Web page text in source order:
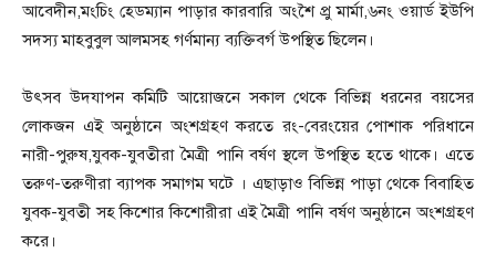
আবেদীন,মংচিং হেডম্যান পাড়ার কারবারি অংশৈ প্রু মার্মা,৬নং ওয়ার্ড ইউপি
সদস্য মাহবুবুল আলমসহ গর্ণমান্য ব্যক্তিবর্গ উপস্থিত ছিলেন।
উৎসব উদযাপন কমিটি আয়োজনে সকাল থেকে বিভিন্ন ধরনের বয়সের
লোকজন এই অনুষ্ঠানে অংশগ্রহণ করতে রং-বেরংয়ের পোশাক পরিধানে
নারী-পুরুষ,যুবক-যুবতীরা মৈত্রী পানি বর্ষণ স্থলে উপস্থিত হতে থাকে। এতে
তরুণ-তরুণীরা ব্যাপক সমাগম ঘটে । এছাড়াও বিভিন্ন পাড়া থেকে বিবাহিত
যুবক-যুবতী সহ কিশোর কিশোরীরা এই মৈত্রী পানি বর্ষণ অনুষ্ঠানে অংশগ্রহণ
করে।